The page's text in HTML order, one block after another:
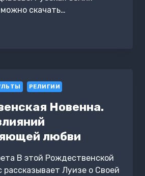
скачать…
РЕЛИГИИ
Новенна.
любви
В этой Рождественской
рассказывает Луизе о Своей